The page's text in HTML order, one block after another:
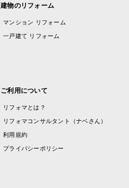
建物のリフォーム
マンション リフォーム
一戸建て リフォーム
ご利用について
リフォマとは？
リフォマコンサルタント（ナベさん）
利用規約
プライバシーポリシー